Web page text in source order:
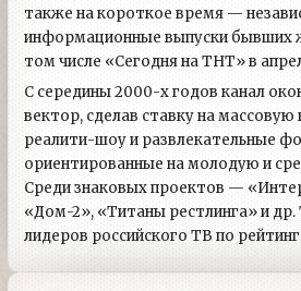
также на короткое время —
информационные выпуски бывших
том числе «Сегодня на ТНТ» в
С середины 2000-х годов канал
вектор, сделав ставку на
реалити-шоу и развлекательные
ориентированные на молодую и
Среди знаковых проектов —
«Дом-2», «Титаны рестлинга» и
лидеров российского ТВ по